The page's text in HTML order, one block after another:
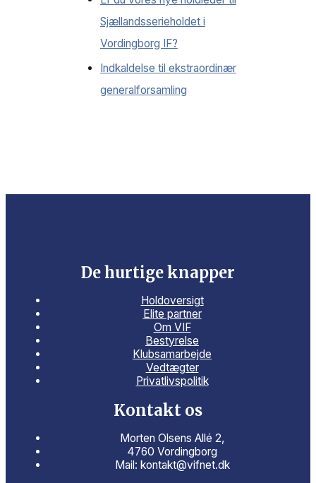
Sjællandsserieholdet i
Vordingborg IF?
Indkaldelse til ekstraordinær
generalforsamling
De hurtige knapper
Holdoversigt
Elite partner
Om VIF
Bestyrelse
Klubsamarbejde
Vedtægter
Privatlivspolitik
Kontakt os
Morten Olsens Allé 2,
4760 Vordingborg
Mail: kontakt@vifnet.dk